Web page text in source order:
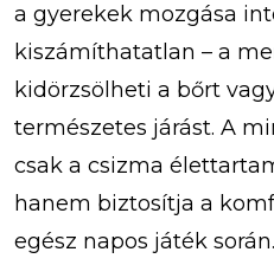
a gyerekek mozgása
kiszámíthatatlan – a
kidörzsölheti a bőrt
természetes járást. A
csak a csizma
hanem biztosítja a
egész napos játék